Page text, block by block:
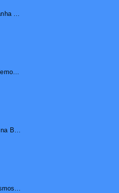
Prefeitura de Ilhéus inicia Campanha de Multivacinação 2026
Urna eletrônica é patrimônio da democracia, diz presidente do TSE
Gás de cozinha fica mais barato na Bahia após redução de 7,1%
TRE da Bahia apresenta mecanismos de segurança das urnas e nova ordem de votação para eleições